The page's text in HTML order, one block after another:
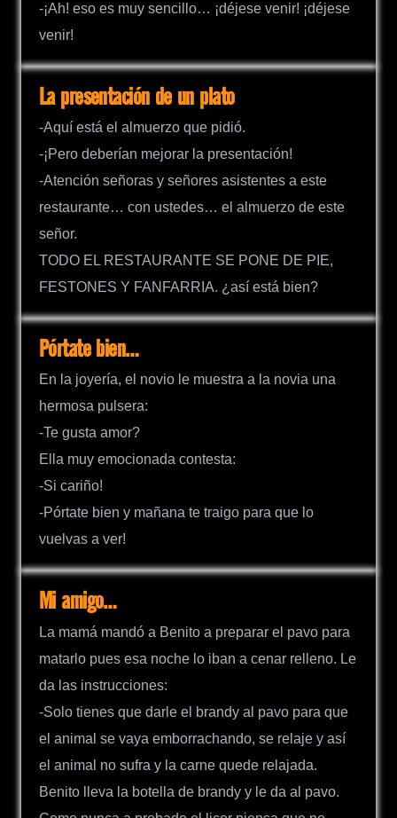
-¡Ah! eso es muy sencillo… ¡déjese venir! ¡déjese
venir!
La presentación de un plato
-Aquí está el almuerzo que pidió.
-¡Pero deberían mejorar la presentación!
-Atención señoras y señores asistentes a este
restaurante… con ustedes… el almuerzo de este
señor.
TODO EL RESTAURANTE SE PONE DE PIE,
FESTONES Y FANFARRIA. ¿así está bien?
Pórtate bien…
En la joyería, el novio le muestra a la novia una
hermosa pulsera:
-Te gusta amor?
Ella muy emocionada contesta:
-Si cariño!
-Pórtate bien y mañana te traigo para que lo
vuelvas a ver!
Mi amigo…
La mamá mandó a Benito a preparar el pavo para
matarlo pues esa noche lo iban a cenar relleno. Le
da las instrucciones:
-Solo tienes que darle el brandy al pavo para que
el animal se vaya emborrachando, se relaje y así
el animal no sufra y la carne quede relajada.
Benito lleva la botella de brandy y le da al pavo.